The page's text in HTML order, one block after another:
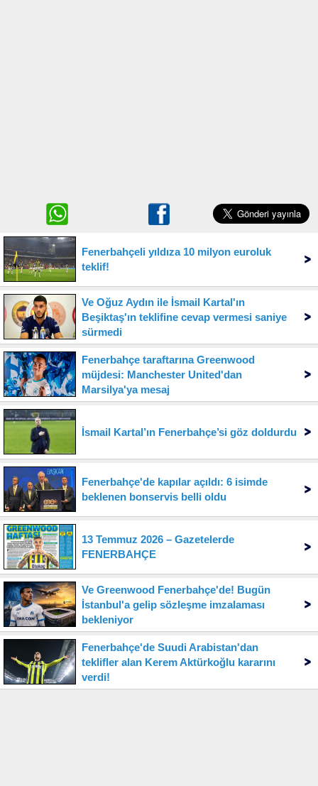
Fenerbahçeli yıldıza 10 milyon euroluk
teklif!
Ve Oğuz Aydın ile İsmail Kartal'ın
Beşiktaş'ın teklifine cevap vermesi saniye
sürmedi
Fenerbahçe taraftarına Greenwood
müjdesi: Manchester United'dan
Marsilya'ya mesaj
İsmail Kartal’ın Fenerbahçe’si göz doldurdu
Fenerbahçe'de kapılar açıldı: 6 isimde
beklenen bonservis belli oldu
13 Temmuz 2026 – Gazetelerde
FENERBAHÇE
Ve Greenwood Fenerbahçe'de! Bugün
İstanbul'a gelip sözleşme imzalaması
bekleniyor
Fenerbahçe'de Suudi Arabistan'dan
teklifler alan Kerem Aktürkoğlu kararını
verdi!